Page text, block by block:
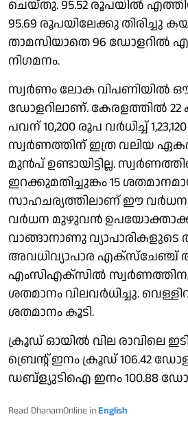
ചെയ്തു. 95.52 രൂപയിൽ
95.69 രൂപയിലേക്കു തിരിച്ചു
താമസിയാതെ 96 ഡോളറിൽ
നിഗമനം.
സ്വർണം ലോക വിപണിയിൽ
ഡോളറിലാണ്. കേരളത്തിൽ 22
പവന് 10,200 രൂപ വർധിച്ച്
സ്വർണത്തിന് ഇത്ര വലിയ
മുൻപ് ഉണ്ടായിട്ടില്ല.
ഇറക്കുമതിച്ചുങ്കം 15
സാഹചര്യത്തിലാണ് ഈ വർധന.
വർധന മുഴുവൻ
വാങ്ങാനാണു വ്യാപാരികളുടെ
അവധിവ്യാപാര
എംസിഎക്സിൽ
ശതമാനം വിലവർധിച്ചു.
ശതമാനം കൂടി.
ക്രൂഡ് ഓയിൽ വില രാവിലെ
ബ്രെൻ്റ് ഇനം ക്രൂഡ് 106.42
ഡബ്ള്യുടിഐ ഇനം 100.88
Read DhanamOnline in English